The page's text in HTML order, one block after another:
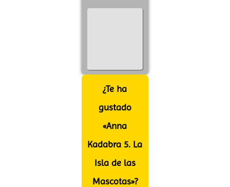
¿Te ha
gustado
«Anna
Kadabra 5. La
Isla de las
Mascotas»?